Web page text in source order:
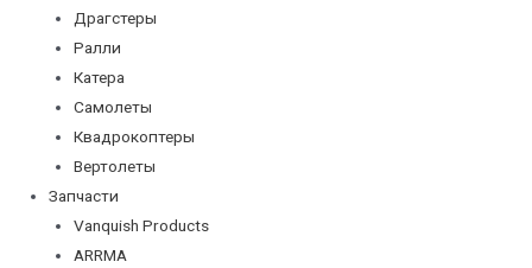
Драгстеры
Ралли
Катера
Самолеты
Квадрокоптеры
Вертолеты
Запчасти
Vanquish Products
ARRMA